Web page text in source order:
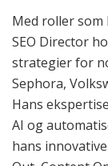
Med roller som
SEO Director
strategier for
Sephora,
Hans
AI og
hans